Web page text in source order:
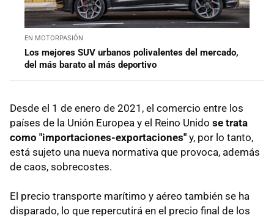
EN MOTORPASIÓN
Los mejores SUV urbanos polivalentes del mercado,
del más barato al más deportivo
Desde el 1 de enero de 2021, el comercio entre los
países de la Unión Europea y el Reino Unido se trata
como "importaciones-exportaciones" y, por lo tanto,
está sujeto una nueva normativa que provoca, además
de caos, sobrecostes.
El precio transporte marítimo y aéreo también se ha
disparado, lo que repercutirá en el precio final de los